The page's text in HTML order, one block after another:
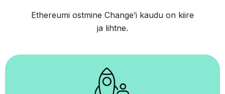
Ethereumi ostmine Change’i kaudu on kiire
ja lihtne.